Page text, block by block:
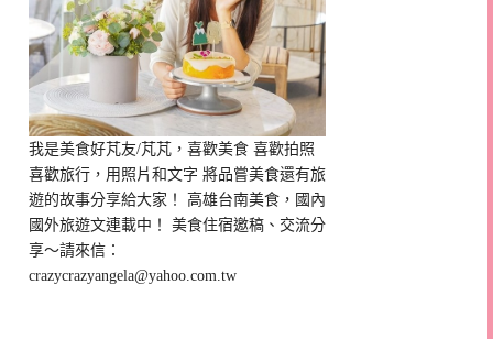
我是美食好芃友/芃芃，喜歡美食 喜歡拍照
喜歡旅行，用照片和文字 將品嘗美食還有旅
遊的故事分享給大家！ 高雄台南美食，國內
國外旅遊文連載中！ 美食住宿邀稿、交流分
享～請來信：
crazycrazyangela@yahoo.com.tw